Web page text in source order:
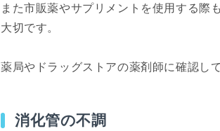
また市販薬やサプリメントを使用する際
大切です。
薬局やドラッグストアの薬剤師に確認し
消化管の不調